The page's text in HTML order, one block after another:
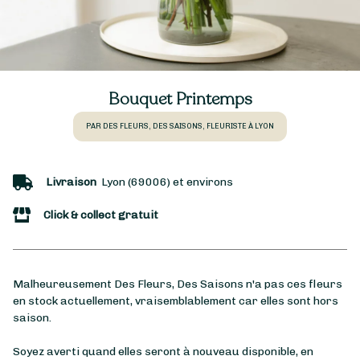
Bouquet Printemps
PAR DES FLEURS, DES SAISONS, FLEURISTE À LYON
Livraison Lyon (69006) et environs
Click & collect gratuit
Malheureusement Des Fleurs, Des Saisons n'a pas ces fleurs
en stock actuellement, vraisemblablement car elles sont hors
saison.
Soyez averti quand elles seront à nouveau disponible, en